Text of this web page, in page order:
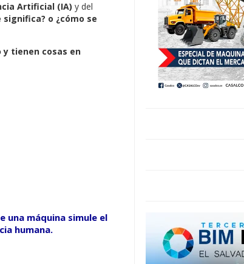
Artificial (IA) y del
o ¿cómo se
y tienen cosas en
una máquina simule el
humana.